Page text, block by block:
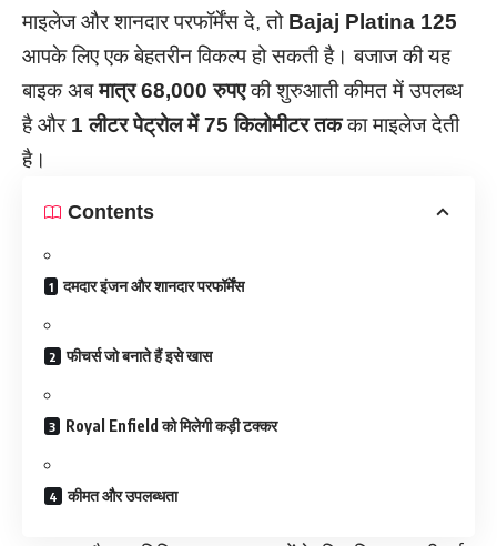
माइलेज और शानदार परफॉर्मेंस दे, तो Bajaj Platina 125
आपके लिए एक बेहतरीन विकल्प हो सकती है। बजाज की यह
बाइक अबमात्र 68,000 रुपएकी शुरुआती कीमत में उपलब्ध
है और 1 लीटर पेट्रोल में 75 किलोमीटर तकका माइलेज देती
है।
Contents
दमदार इंजन और शानदार परफॉर्मेंस
फीचर्स जो बनाते हैं इसे खास
Royal Enfield को मिलेगी कड़ी टक्कर
कीमत और उपलब्धता